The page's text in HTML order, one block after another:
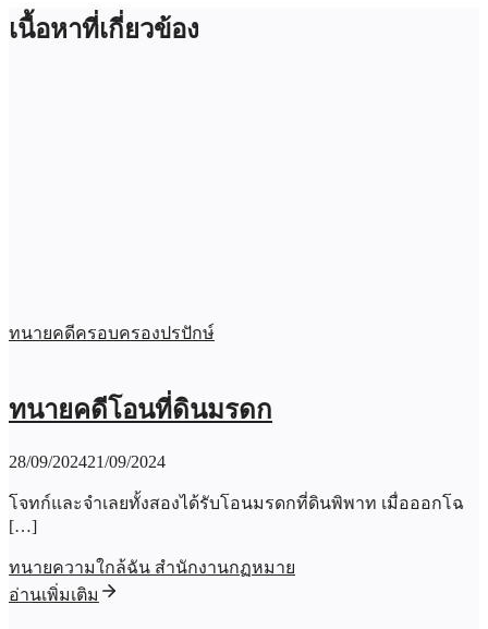
เนื้อหาที่เกี่ยวข้อง
ทนายคดีครอบครองปรปักษ์
ทนายคดีโอนที่ดินมรดก
28/09/202421/09/2024
โจทก์และจำเลยทั้งสองได้รับโอนมรดกที่ดินพิพาท เมื่อออกโฉ
[…]
ทนายความใกล้ฉัน สำนักงานกฏหมาย
อ่านเพิ่มเติม